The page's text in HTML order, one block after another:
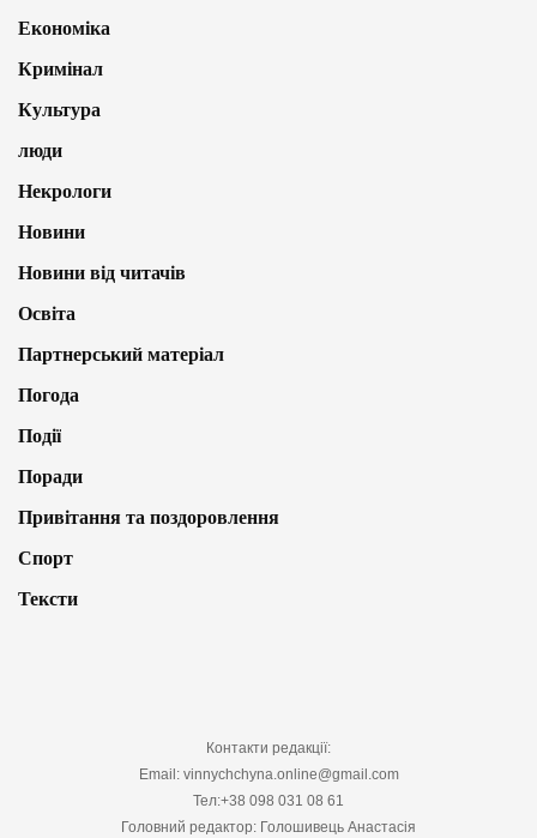
Економіка
Кримінал
Культура
люди
Некрологи
Новини
Новини від читачів
Освіта
Партнерський матеріал
Погода
Події
Поради
Привітання та поздоровлення
Спорт
Тексти
Контакти редакції:
Email: vinnychchyna.online@gmail.com
Тел:+38 098 031 08 61
Головний редактор: Голошивець Анастасія